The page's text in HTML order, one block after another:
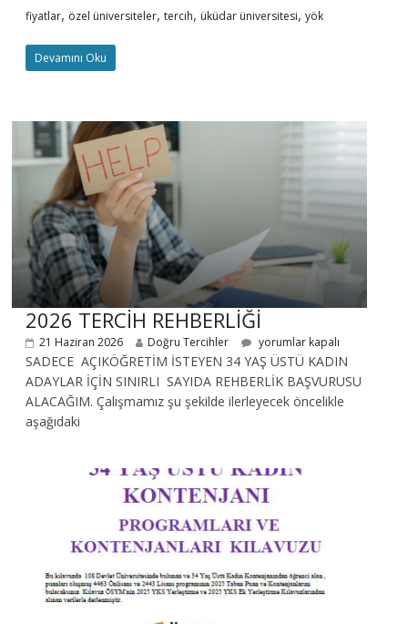
fiyatlar, özel üniversiteler,tercih, üküdar üniversitesi,yök
Devamını Oku
2026 TERCİH REHBERLİĞİ
21 Haziran 2026 Doğru Tercihler yorumlar kapalı
SADECE AÇIKÖĞRETİM İSTEYEN 34 YAŞ ÜSTÜ KADIN
ADAYLAR İÇİN SINIRLI SAYIDA REHBERLİK BAŞVURUSU
ALACAĞIM. Çalışmamız şu şekilde ilerleyecek öncelikle
aşağıdaki